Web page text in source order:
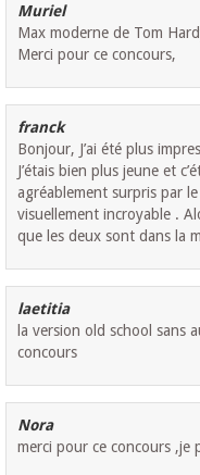
Muriel
Max moderne de Tom
Merci pour ce concours,
franck
Bonjour, J’ai été plus
J’étais bien plus jeune et
agréablement surpris par
visuellement incroyable .
que les deux sont dans la
laetitia
la version old school sans
concours
Nora
merci pour ce concours ,je